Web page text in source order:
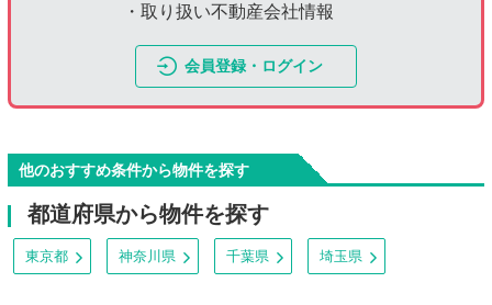
・取り扱い不動産会社情報
会員登録・ログイン
他のおすすめ条件から物件を探す
都道府県から物件を探す
東京都 神奈川県 千葉県 埼玉県